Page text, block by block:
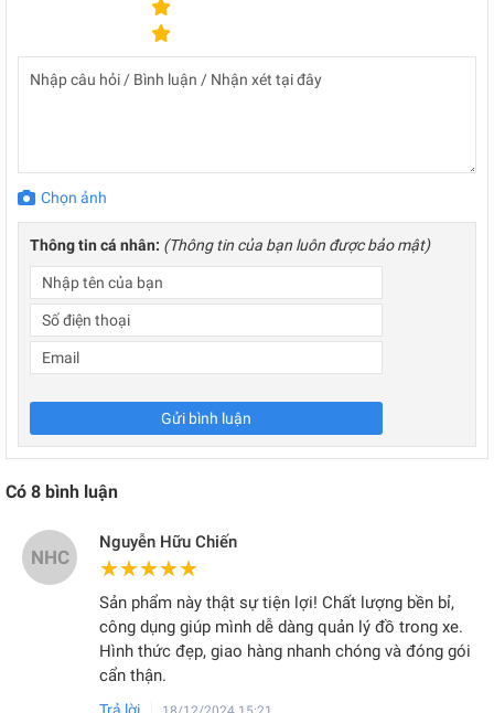
Chọn ảnh
Thông tin cá nhân: (Thông tin của bạn luôn được bảo mật)
Gửi bình luận
Có 8 bình luận
NHC
Nguyễn Hữu Chiến
★★★★★
★★★★★
Sản phẩm này thật sự tiện lợi! Chất lượng bền bỉ,
công dụng giúp mình dễ dàng quản lý đồ trong xe.
Hình thức đẹp, giao hàng nhanh chóng và đóng gói
cẩn thận.